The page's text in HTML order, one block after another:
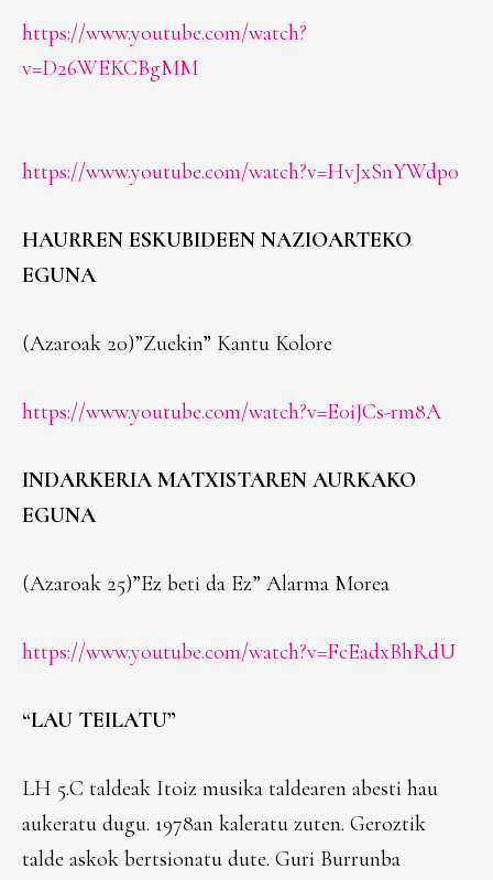
https://www.youtube.com/watch?
v=D26WEKCBgMM
https://www.youtube.com/watch?v=HvJxSnYWdp0
HAURREN ESKUBIDEEN NAZIOARTEKO
EGUNA
(Azaroak 20)”Zuekin” Kantu Kolore
https://www.youtube.com/watch?v=E0iJCs-rm8A
INDARKERIA MATXISTAREN AURKAKO
EGUNA
(Azaroak 25)”Ez beti da Ez” Alarma Morea
https://www.youtube.com/watch?v=FcEadxBhRdU
“LAU TEILATU”
LH 5.C taldeak Itoiz musika taldearen abesti hau
aukeratu dugu. 1978an kaleratu zuten. Geroztik
talde askok bertsionatu dute. Guri Burrunba